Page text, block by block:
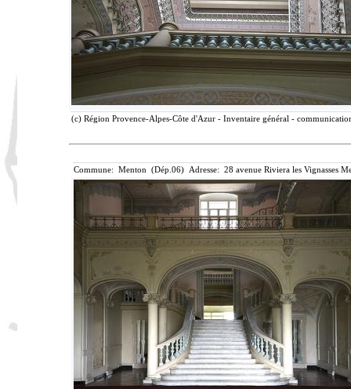
(c) Région Provence-Alpes-Côte d'Azur - Inventaire général -
Commune: Menton (Dép.06) Adresse: 28 avenue Riviera les Vignasses